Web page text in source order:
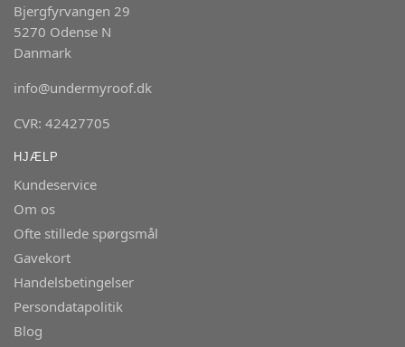
Bjergfyrvangen 29
5270 Odense N
Danmark
info@undermyroof.dk
CVR: 42427705
HJÆLP
Kundeservice
Om os
Ofte stillede spørgsmål
Gavekort
Handelsbetingelser
Persondatapolitik
Blog